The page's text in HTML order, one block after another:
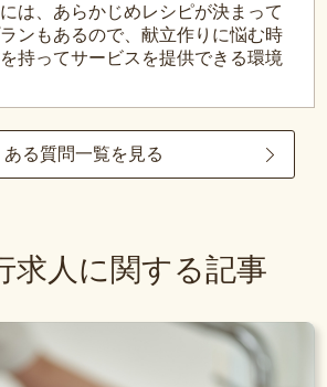
は、あらかじめレシピが決まって
ンもあるので、献立作りに悩む時
持ってサービスを提供できる環境
ある質問一覧を見る
求人に関する記事